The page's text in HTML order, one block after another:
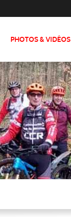
PHOTOS & VIDÉOS